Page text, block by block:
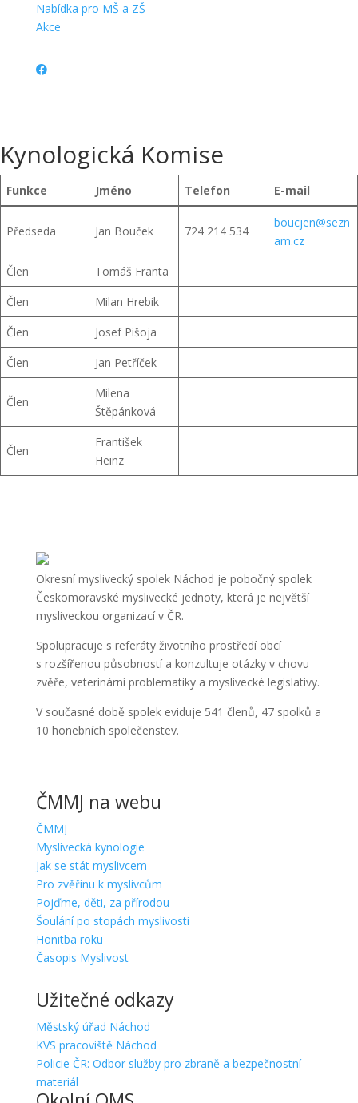
Nabídka pro MŠ a ZŠ
Akce
Kynologická Komise
Funkce Jméno Telefon E-mail
Předseda Jan Bouček 724 214 534
boucjen@sezn
am.cz
Člen
Tomáš Franta
Člen
Milan Hrebik
Člen
Josef Pišoja
Člen
Jan Petříček
Člen
Milena
Štěpánková
Člen
František
Heinz
Okresní myslivecký spolek Náchod je pobočný spolek
Českomoravské myslivecké jednoty, která je největší
mysliveckou organizací v ČR.
Spolupracuje s referáty životního prostředí obcí
s rozšířenou působností a konzultuje otázky v chovu
zvěře, veterinární problematiky a myslivecké legislativy.
V současné době spolek eviduje 541 členů, 47 spolků a
10 honebních společenstev.
ČMMJ na webu
ČMMJ
Myslivecká kynologie
Jak se stát myslivcem
Pro zvěřinu k myslivcům
Pojďme, děti, za přírodou
Šoulání po stopách myslivosti
Honitba roku
Časopis Myslivost
Užitečné odkazy
Městský úřad Náchod
KVS pracoviště Náchod
Policie ČR: Odbor služby pro zbraně a bezpečnostní
materiál